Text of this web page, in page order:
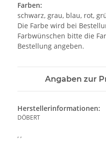
Farben:
schwarz, grau, blau, rot,
Die Farbe wird bei
Farbwünschen bitte die
Bestellung angeben.
Angaben zur
Herstellerinformationen:
DÖBERT
, ,